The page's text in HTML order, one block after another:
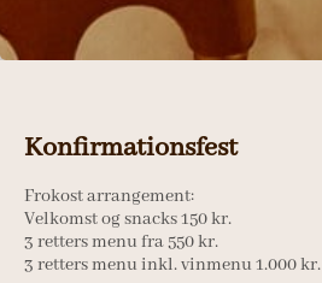
Konfirmationsfest
Frokost arrangement:
Velkomst og snacks 150 kr.
3 retters menu fra 550 kr.
3 retters menu inkl. vinmenu 1.000 kr.